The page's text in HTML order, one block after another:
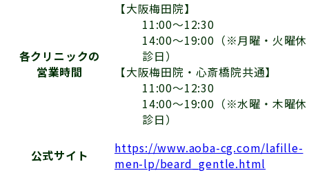
各クリニックの
営業時間
【大阪梅田院】
11:00〜12:30
14:00〜19:00（※月曜・火曜休
診日）
【大阪梅田院・心斎橋院共通】
11:00〜12:30
14:00〜19:00（※水曜・木曜休
診日）
公式サイト
https://www.aoba-cg.com/lafille-
men-lp/beard_gentle.html